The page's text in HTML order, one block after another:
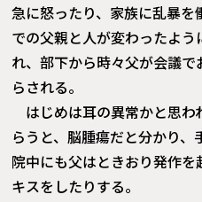
急に怒ったり、家族に乱暴
での父親と人が変わったよ
れ、部下から時々父が会議
らされる。
はじめは耳の異常かと思
らうと、脳腫瘍だと分かり
院中にも父はときおり発作
キスをしたりする。